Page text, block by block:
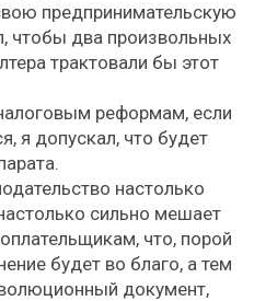
предпринимательскую
чтобы два произвольных
трактовали бы этот
реформам, если
я допускал, что будет
настолько
сильно мешает
что, порой
будет во благо, а тем
документ,